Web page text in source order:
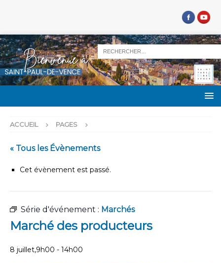
ACCUEIL PAGES
« Tous les Évènements
Cet évènement est passé.
Série d'événement : Marchés
Marché des producteurs
8 juillet,9h00 - 14h00